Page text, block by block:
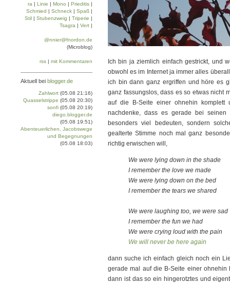
Ich bin ja ziemlich einfach gestrickt, und
obwohl es im Internet ja immer alles
ich bin dann ganz ergriffen und höre es
ganz fassungslos, dass es so etwas nicht
auf die B-Seite einer ohnehin komplett
nachdenke, dass es gerade bei
besonders viel bedeuten, sondern
gealterte Stimme noch mal ganz
richtig erwischen will,
We were lying down in the shade
I remember the love we made
We were lying down on the bed
I remember the tears we shared
We were laughing too, we were sad
I remember the fun we had
We were crying loud with the pain
We will never be here again
dann suche ich einfach gleich noch ein
gerade mal auf die B-Seite einer ohnehin
dann ist das so ein hingerotztes und
ra | Linie | Mo­no | Prie­di­tis |
Schmied | Schneck | Spaß |
Stil | Stu­ben­zweig | Tri­pe­rie |
Tsa­gra | Vert |
@nnier@fnordon.de
(Microblog)
rss | mit Kommentaren
Aktuell bei blogger.de
Zahlwort (05.08 21:16)
Quasselstrippe (05.08 20:30)
sonfi (05.08 20:19)
diego.blogger.de
(05.08 19:51)
Abenteuerlichen, Jacobswege
und Begegnungen
(05.08 18:03)